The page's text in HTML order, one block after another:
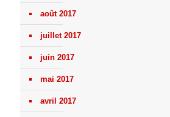
août 2017
juillet 2017
juin 2017
mai 2017
avril 2017